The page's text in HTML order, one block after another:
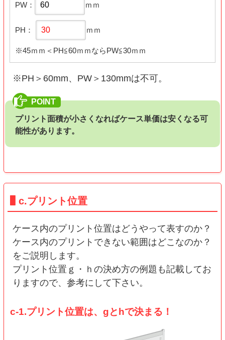
PW： ｍｍ
PH： ｍｍ
※45ｍｍ＜PH≦60ｍｍならPW≦30ｍｍ
※PH＞60mm、PW＞130mmは不可。
プリント面積が小さくなればケース単価は安くなる可
能性があります。
c.プリント位置
ケース内のプリント位置はどうやって表すのか？
ケース内のプリントできない範囲はどこなのか？
をご説明します。
プリント位置ｇ・ｈの決め方の例題も記載してお
りますので、参考にして下さい。
c-1.プリント位置は、gとhで決まる！